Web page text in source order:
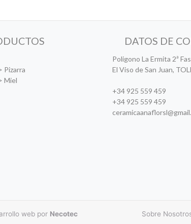
Pizarra
Miel
DATOS DE
Poligono La Ermita 2ª
El Viso de San Juan,
+34 925 559 459
+34 925 559 459
web por Necotec Sobre